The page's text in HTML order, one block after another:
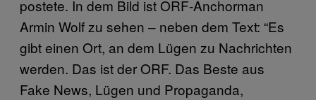
postete. In dem Bild ist ORF-Anchorman
Armin Wolf zu sehen – neben dem Text: “Es
gibt einen Ort, an dem Lügen zu Nachrichten
werden. Das ist der ORF. Das Beste aus
Fake News, Lügen und Propaganda,